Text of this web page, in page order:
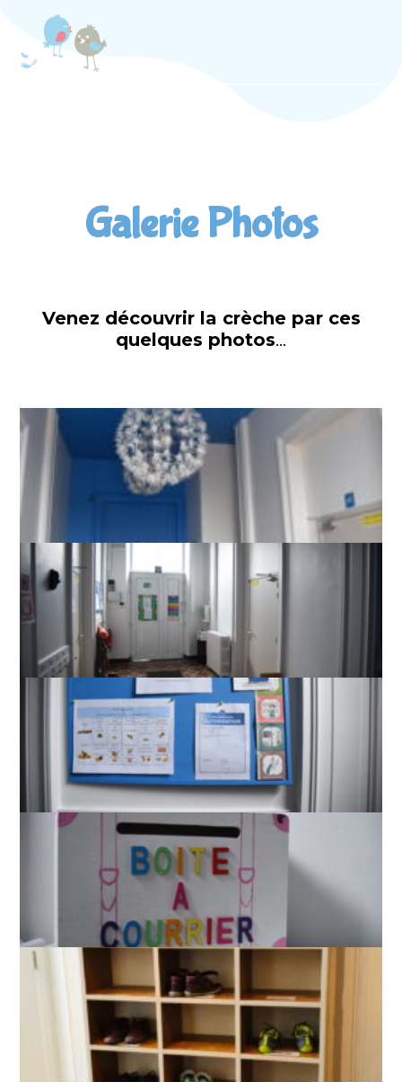
Galerie Photos
Venez découvrir la crèche par ces
quelques photos…